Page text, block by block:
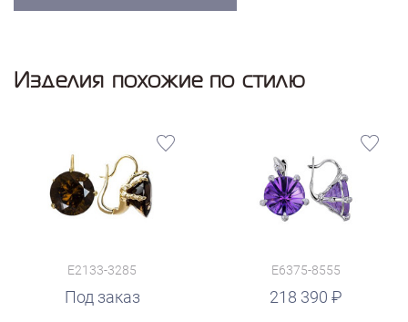
Изделия похожие по стилю
E2133-3285
Под заказ
E6375-8555
218 390
руб.